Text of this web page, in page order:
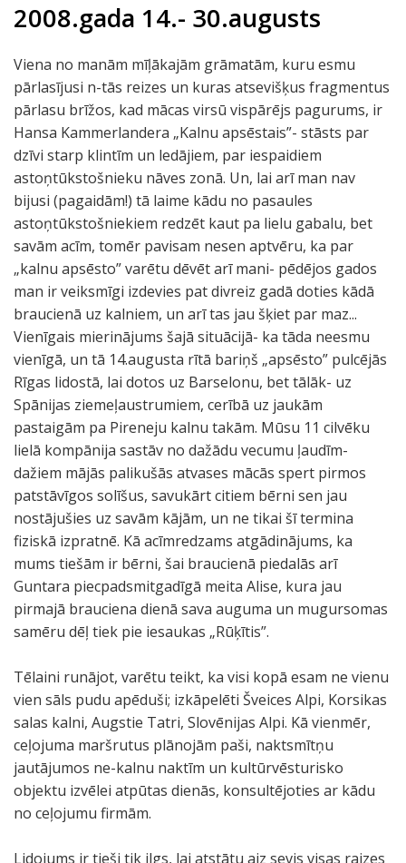
2008.gada 14.- 30.augusts
Viena no manām mīļākajām grāmatām, kuru esmu
pārlasījusi n-tās reizes un kuras atsevišķus fragmentus
pārlasu brīžos, kad mācas virsū vispārējs pagurums, ir
Hansa Kammerlandera „Kalnu apsēstais”- stāsts par
dzīvi starp klintīm un ledājiem, par iespaidiem
astoņtūkstošnieku nāves zonā. Un, lai arī man nav
bijusi (pagaidām!) tā laime kādu no pasaules
astoņtūkstošniekiem redzēt kaut pa lielu gabalu, bet
savām acīm, tomēr pavisam nesen aptvēru, ka par
„kalnu apsēsto” varētu dēvēt arī mani- pēdējos gados
man ir veiksmīgi izdevies pat divreiz gadā doties kādā
braucienā uz kalniem, un arī tas jau šķiet par maz...
Vienīgais mierinājums šajā situācijā- ka tāda neesmu
vienīgā, un tā 14.augusta rītā bariņš „apsēsto” pulcējās
Rīgas lidostā, lai dotos uz Barselonu, bet tālāk- uz
Spānijas ziemeļaustrumiem, cerībā uz jaukām
pastaigām pa Pireneju kalnu takām. Mūsu 11 cilvēku
lielā kompānija sastāv no dažādu vecumu ļaudīm-
dažiem mājās palikušās atvases mācās spert pirmos
patstāvīgos solīšus, savukārt citiem bērni sen jau
nostājušies uz savām kājām, un ne tikai šī termina
fiziskā izpratnē. Kā acīmredzams atgādinājums, ka
mums tiešām ir bērni, šai braucienā piedalās arī
Guntara piecpadsmitgadīgā meita Alise, kura jau
pirmajā brauciena dienā sava auguma un mugursomas
samēru dēļ tiek pie iesaukas „Rūķītis”.
Tēlaini runājot, varētu teikt, ka visi kopā esam ne vienu
vien sāls pudu apēduši; izkāpelēti Šveices Alpi, Korsikas
salas kalni, Augstie Tatri, Slovēnijas Alpi. Kā vienmēr,
ceļojuma maršrutus plānojām paši, naktsmītņu
jautājumos ne-kalnu naktīm un kultūrvēsturisko
objektu izvēlei atpūtas dienās, konsultējoties ar kādu
no ceļojumu firmām.
Lidojums ir tieši tik ilgs, lai atstātu aiz sevis visas raizes